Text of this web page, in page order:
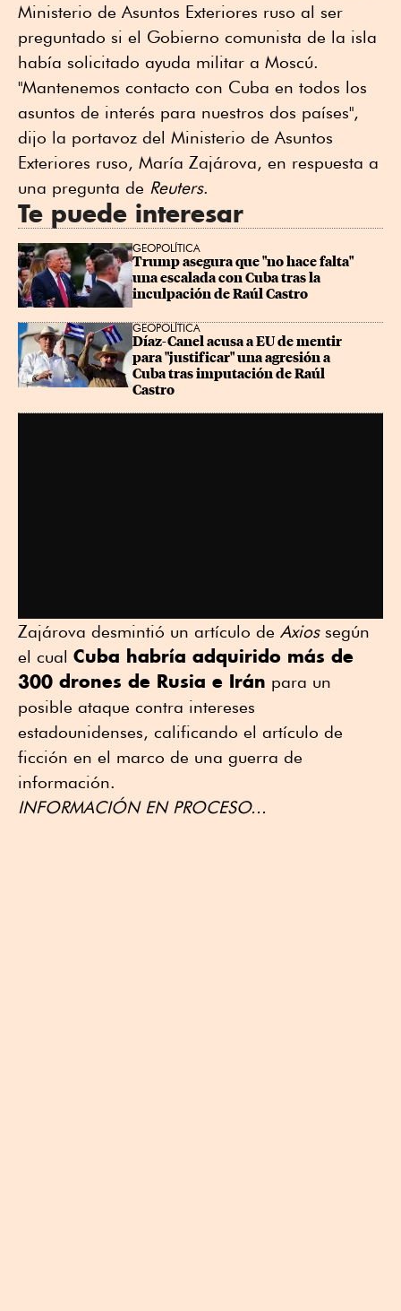
Ministerio de Asuntos Exteriores ruso al ser
preguntado si el Gobierno comunista de la isla
había solicitado ayuda militar a Moscú.
"Mantenemos contacto con Cuba en todos los
asuntos de interés para nuestros dos países",
dijo la portavoz del Ministerio de Asuntos
Exteriores ruso, María Zajárova, en respuesta a
una pregunta de Reuters.
Te puede interesar
GEOPOLÍTICA
Trump asegura que "no hace falta"
una escalada con Cuba tras la
inculpación de Raúl Castro
GEOPOLÍTICA
Díaz-Canel acusa a EU de mentir
para "justificar" una agresión a
Cuba tras imputación de Raúl
Castro
Zajárova desmintió un artículo de Axiossegún
el cual ⁠ Cuba habría adquirido más ⁠de
⁠300 drones de Rusia e Irán ⁠para un
posible ataque contra intereses
estadounidenses, calificando el artículo de
ficción en el marco de una guerra de
información.
INFORMACIÓN EN PROCESO...